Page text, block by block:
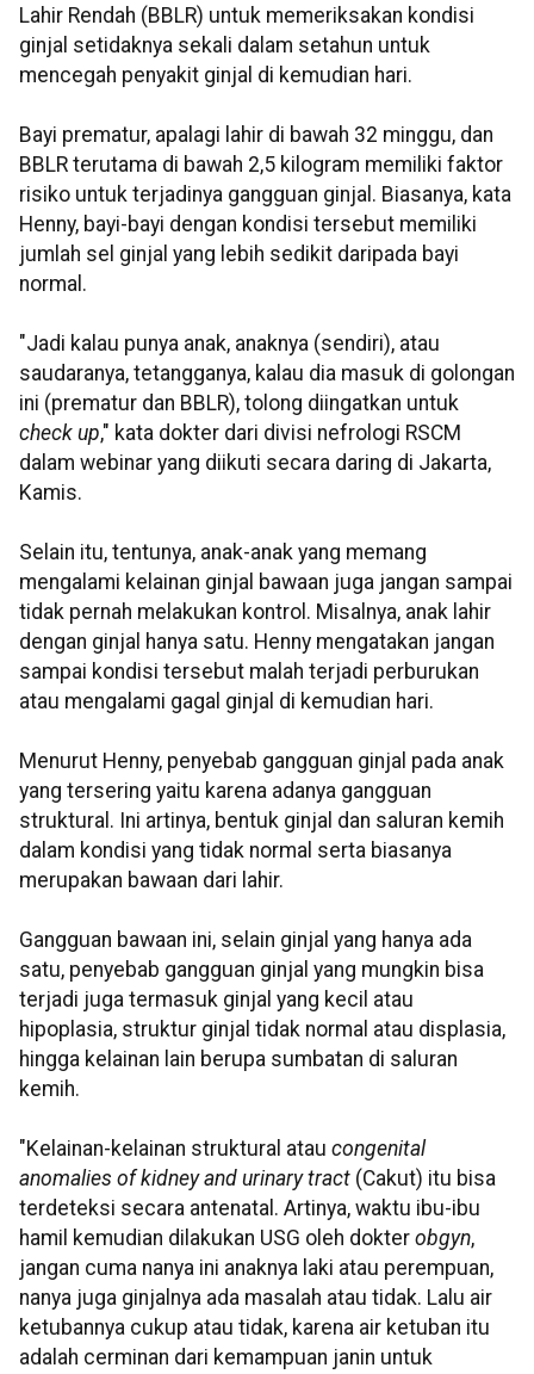
Lahir Rendah (BBLR) untuk memeriksakan kondisi
ginjal setidaknya sekali dalam setahun untuk
mencegah penyakit ginjal di kemudian hari.
Bayi prematur, apalagi lahir di bawah 32 minggu, dan
BBLR terutama di bawah 2,5 kilogram memiliki faktor
risiko untuk terjadinya gangguan ginjal. Biasanya, kata
Henny, bayi-bayi dengan kondisi tersebut memiliki
jumlah sel ginjal yang lebih sedikit daripada bayi
normal.
"Jadi kalau punya anak, anaknya (sendiri), atau
saudaranya, tetangganya, kalau dia masuk di golongan
ini (prematur dan BBLR), tolong diingatkan untuk
check up," kata dokter dari divisi nefrologi RSCM
dalam webinar yang diikuti secara daring di Jakarta,
Kamis.
Selain itu, tentunya, anak-anak yang memang
mengalami kelainan ginjal bawaan juga jangan sampai
tidak pernah melakukan kontrol. Misalnya, anak lahir
dengan ginjal hanya satu. Henny mengatakan jangan
sampai kondisi tersebut malah terjadi perburukan
atau mengalami gagal ginjal di kemudian hari.
Menurut Henny, penyebab gangguan ginjal pada anak
yang tersering yaitu karena adanya gangguan
struktural. Ini artinya, bentuk ginjal dan saluran kemih
dalam kondisi yang tidak normal serta biasanya
merupakan bawaan dari lahir.
Gangguan bawaan ini, selain ginjal yang hanya ada
satu, penyebab gangguan ginjal yang mungkin bisa
terjadi juga termasuk ginjal yang kecil atau
hipoplasia, struktur ginjal tidak normal atau displasia,
hingga kelainan lain berupa sumbatan di saluran
kemih.
"Kelainan-kelainan struktural atau congenital
anomalies of kidney and urinary tract (Cakut) itu bisa
terdeteksi secara antenatal. Artinya, waktu ibu-ibu
hamil kemudian dilakukan USG oleh dokter obgyn,
jangan cuma nanya ini anaknya laki atau perempuan,
nanya juga ginjalnya ada masalah atau tidak. Lalu air
ketubannya cukup atau tidak, karena air ketuban itu
adalah cerminan dari kemampuan janin untuk